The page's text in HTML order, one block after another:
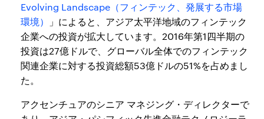
Evolving Landscape（フィンテック、発展する市場
環境）
」によると、アジア太平洋地域のフィンテック
企業への投資が拡大しています。2016年第1四半期の
投資は27億ドルで、グローバル全体でのフィンテック
関連企業に対する投資総額53億ドルの51%を占めまし
た。
アクセンチュアのシニア マネジング・ディレクターで